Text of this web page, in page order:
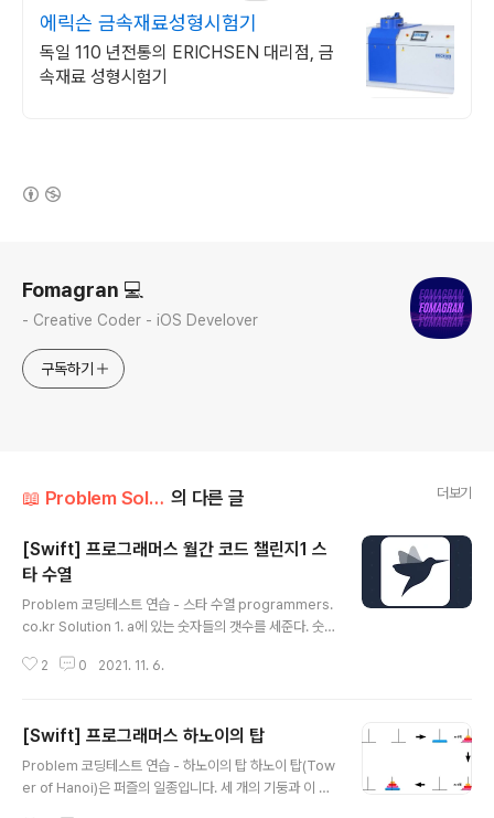
에릭슨 금속재료성형시험기
독일 110 년전통의 ERICHSEN 대리점, 금
속재료 성형시험기
Fomagran 💻
- Creative Coder - iOS Develover
구독하기
📖 Problem Solution/Programmers 의 다른 글 더보기
[Swift] 프로그래머스 월간 코드 챌린지1 스
타 수열
Problem 코딩테스트 연습 - 스타 수열 programmers.
co.kr Solution 1. a에 있는 숫자들의 갯수를 세준다. 숫
여 시간 초과를 막기 위해서 입니다. func countNumber
e { countDic[n]! += 1 } } return countDic } 2. 각 숫
자들의 가장 긴 부분 수열 길이를 구해준다. 간단하게 설명
하면 각 숫자들의 앞 뒤를 비교해줍니다. 만약 앞과 뒤 중
2 0 2021. 11. 6.
[Swift] 프로그래머스 하노이의 탑
Problem 코딩테스트 연습 - 하노이의 탑 하노이 탑(Tow
er of Hanoi)은 퍼즐의 일종입니다. 세 개의 기둥과 이 기